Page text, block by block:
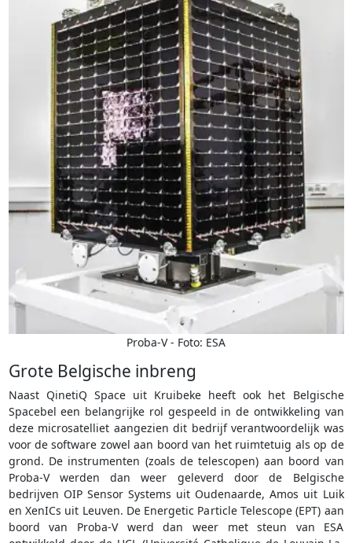
Proba-V - Foto: ESA
Grote Belgische inbreng
Naast QinetiQ Space uit Kruibeke heeft ook het Belgische
Spacebel een belangrijke rol gespeeld in de ontwikkeling van
deze microsatelliet aangezien dit bedrijf verantwoordelijk was
voor de software zowel aan boord van het ruimtetuig als op de
grond. De instrumenten (zoals de telescopen) aan boord van
Proba-V werden dan weer geleverd door de Belgische
bedrijven OIP Sensor Systems uit Oudenaarde, Amos uit Luik
en XenICs uit Leuven. De Energetic Particle Telescope (EPT) aan
boord van Proba-V werd dan weer met steun van ESA